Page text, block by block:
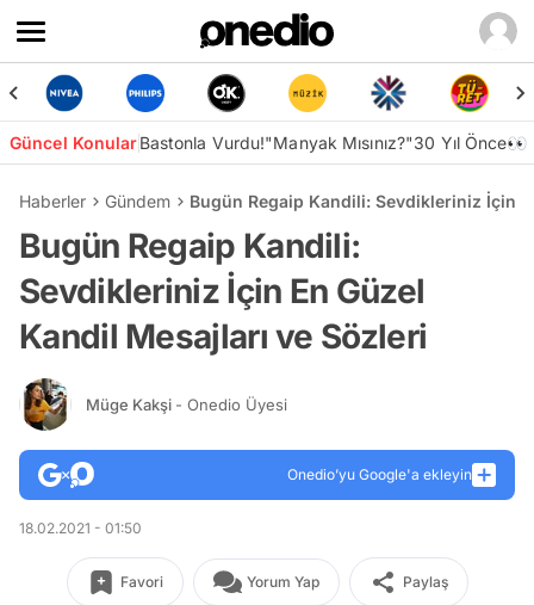
Güncel KonularBastonla Vurdu!"Manyak Mısınız?"30 Yıl Önce👀
Haberler Gündem Bugün Regaip Kandili: Sevdikleriniz İçin
Bugün Regaip Kandili:
Sevdikleriniz İçin En Güzel
Kandil Mesajları ve Sözleri
Müge Kakşi - Onedio Üyesi
Onedio’yu Google'a ekleyin
18.02.2021 - 01:50
Favori Yorum Yap Paylaş